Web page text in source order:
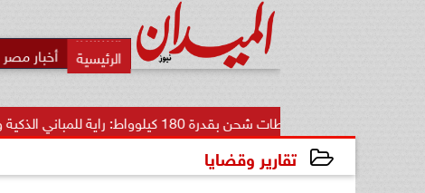
أخبار مصر
تقارير وقضايا